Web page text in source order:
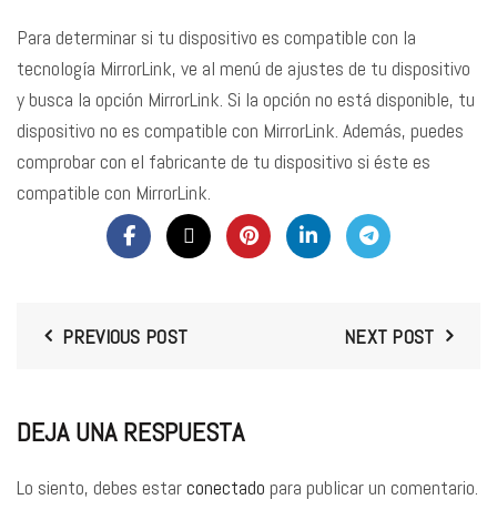
Para determinar si tu dispositivo es compatible con la
tecnología MirrorLink, ve al menú de ajustes de tu dispositivo
y busca la opción MirrorLink. Si la opción no está disponible, tu
dispositivo no es compatible con MirrorLink. Además, puedes
comprobar con el fabricante de tu dispositivo si éste es
compatible con MirrorLink.
PREVIOUS POST NEXT POST
DEJA UNA RESPUESTA
Lo siento, debes estarconectado para publicar un comentario.